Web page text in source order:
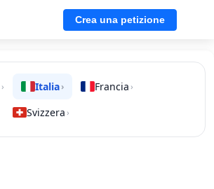
Crea una petizione
› Italia› Francia ›
Svizzera ›